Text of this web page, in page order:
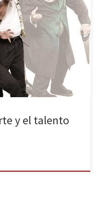
que ya lleva meses en cartel
de un año de exitosa gira
de documentación.
recoger impresiones,
texto propio. […]
y el talento